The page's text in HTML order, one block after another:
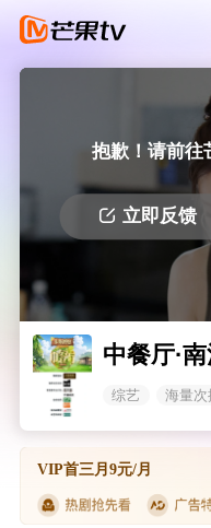
抱歉！请前往
立即反馈
中餐厅·
综艺 海量次
VIP首三月9元/月